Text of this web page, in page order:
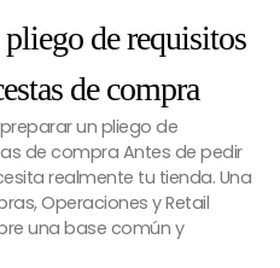
de requisitos
de compra
un pliego de
de compra Antes de pedir
realmente tu tienda. Una
Operaciones y Retail
una base común y